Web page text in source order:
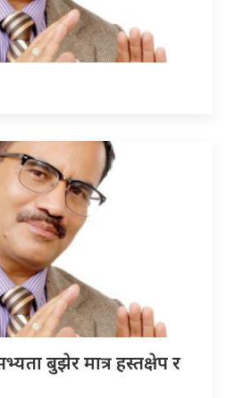
बुझेर मात्र हस्तक्षेप र